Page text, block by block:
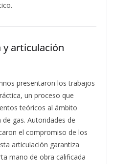
y articulación
presentaron los trabajos
un proceso que
teóricos al ámbito
gas. Autoridades de
el compromiso de los
articulación garantiza
mano de obra calificada